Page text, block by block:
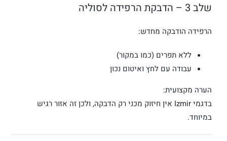
שלב 3 – הדבקת הרפידה לסוליה
הרפידה הודבקה מחדש:
ללא תפרים (כמו במקור)
עבודה עם לחץ ואיטום נכון
הערה מקצועית:
בדגמי Izmir אין חיזוק מכני רק הדבקה, ולכן זה אזור רגיש
במיוחד.